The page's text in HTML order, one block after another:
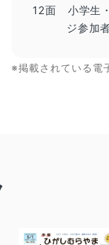
12面 小学生
ジ参加者
※掲載されている電